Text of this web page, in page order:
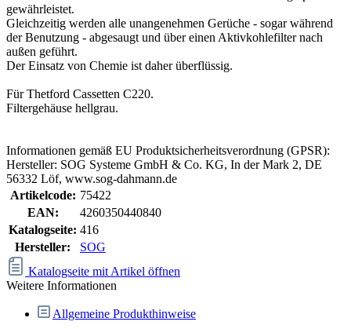
gewährleistet.
Gleichzeitig werden alle unangenehmen Gerüche - sogar während
der Benutzung - abgesaugt und über einen Aktivkohlefilter nach
außen geführt.
Der Einsatz von Chemie ist daher überflüssig.
Für Thetford Cassetten C220.
Filtergehäuse hellgrau.
Informationen gemäß EU Produktsicherheitsverordnung (GPSR):
Hersteller: SOG Systeme GmbH & Co. KG, In der Mark 2, DE
56332 Löf, www.sog-dahmann.de
Artikelcode: 75422
EAN:
4260350440840
Katalogseite: 416
Hersteller:
SOG
Katalogseite mit Artikel öffnen
Weitere Informationen
Allgemeine Produkthinweise